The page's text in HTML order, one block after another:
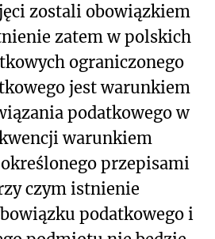
zostali obowiązkiem
zatem w polskich
ograniczonego
jest warunkiem
podatkowego w
warunkiem
przepisami
czym istnienie
podatkowego i